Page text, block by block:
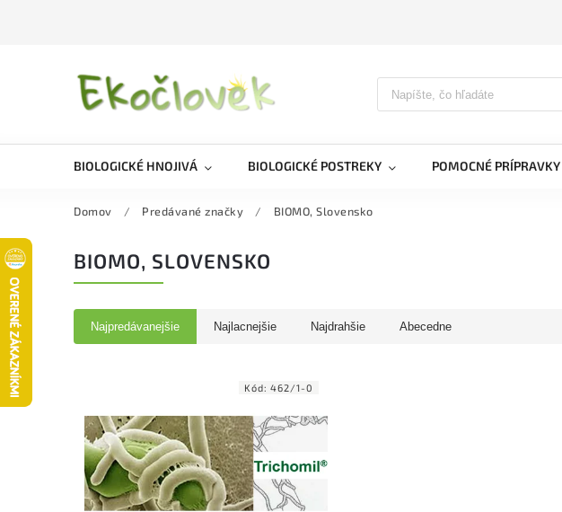
BIOLOGICKÉ HNOJIVÁ BIOLOGICKÉ POSTREKY POMOCNÉ PRÍPRAVKY
Domov / Predávané značky / BIOMO, Slovensko
BIOMO, SLOVENSKO
Najpredávanejšie Najlacnejšie Najdrahšie Abecedne
Kód:462/1-0